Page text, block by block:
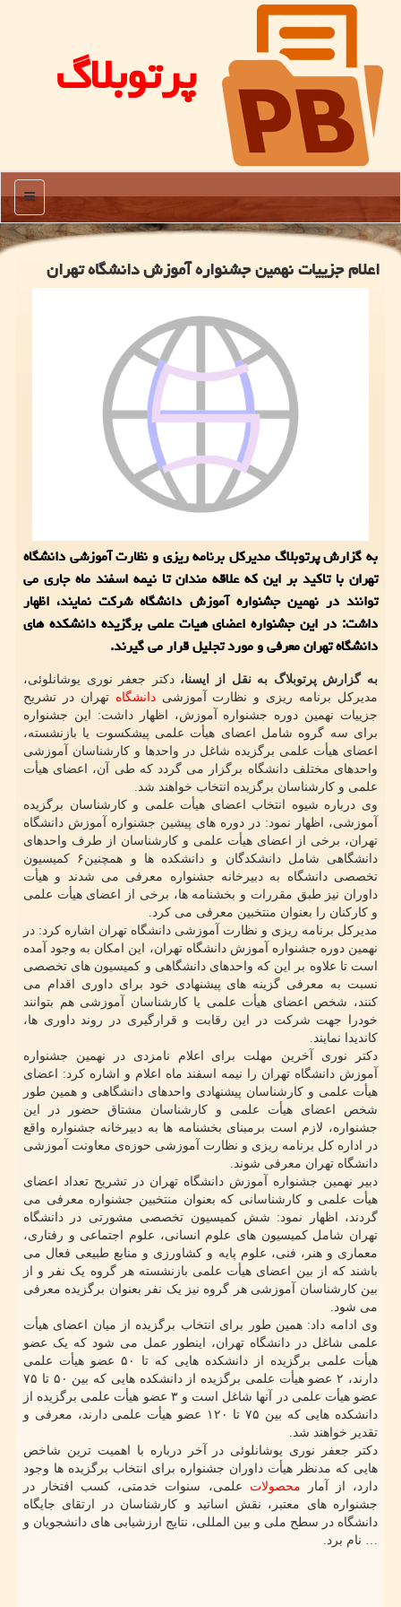
پرتوبلاگ
منو
اعلام جزییات نهمین جشنواره آموزش دانشگاه تهران
به گزارش پرتوبلاگ مدیرکل برنامه ریزی و نظارت آموزشی دانشگاه
تهران با تاکید بر این که علاقه مندان تا نیمه اسفند ماه جاری می
توانند در نهمین جشنواره آموزش دانشگاه شرکت نمایند، اظهار
داشت: در این جشنواره اعضای هیات علمی برگزیده دانشکده های
دانشگاه تهران معرفی و مورد تجلیل قرار می گیرند.
به گزارش پرتوبلاگ به نقل از ایسنا،دکتر جعفر نوری یوشانلوئی،
مدیرکل برنامه ریزی و نظارت آموزشیدانشگاه تهران در تشریح
جزییات نهمین دوره جشنواره آموزش، اظهار داشت: این جشنواره
برای سه گروه شامل اعضای هیأت علمی پیشکسوت یا بازنشسته،
اعضای هیأت علمی برگزیده شاغل در واحدها و کارشناسان آموزشی
واحدهای مختلف دانشگاه برگزار می گردد که طی آن، اعضای هیأت
علمی و کارشناسان برگزیده انتخاب خواهند شد.
وی درباره شیوه انتخاب اعضای هیأت علمی و کارشناسان برگزیده
آموزشی، اظهار نمود: در دوره های پیشین جشنواره آموزش دانشگاه
تهران، برخی از اعضای هیأت علمی و کارشناسان از طرف واحدهای
دانشگاهی شامل دانشکدگان و دانشکده ها و همچنین۶ کمیسیون
تخصصی دانشگاه به دبیرخانه جشنواره معرفی می شدند و هیأت
داوران نیز طبق مقررات و بخشنامه ها، برخی از اعضای هیأت علمی
و کارکنان را بعنوان منتخبین معرفی می کرد.
مدیرکل برنامه ریزی و نظارت آموزشی دانشگاه تهران اشاره کرد: در
نهمین دوره جشنواره آموزش دانشگاه تهران، این امکان به وجود آمده
است تا علاوه بر این که واحدهای دانشگاهی و کمیسیون های تخصصی
نسبت به معرفی گزینه های پیشنهادی خود برای داوری اقدام می
کنند، شخص اعضای هیأت علمی یا کارشناسان آموزشی هم بتوانند
خودرا جهت شرکت در این رقابت و قرارگیری در روند داوری ها،
کاندیدا نمایند.
دکتر نوری آخرین مهلت برای اعلام نامزدی در نهمین جشنواره
آموزش دانشگاه تهران را نیمه اسفند ماه اعلام و اشاره کرد: اعضای
هیأت علمی و کارشناسان پیشنهادی واحدهای دانشگاهی و همین طور
شخص اعضای هیأت علمی و کارشناسان مشتاق حضور در این
جشنواره، لازم است برمبنای بخشنامه ها به دبیرخانه جشنواره واقع
در اداره کل برنامه ریزی و نظارت آموزشی حوزه‌ی معاونت آموزشی
دانشگاه تهران معرفی شوند.
دبیر نهمین جشنواره آموزش دانشگاه تهران در تشریح تعداد اعضای
هیأت علمی و کارشناسانی که بعنوان منتخبین جشنواره معرفی می
گردند، اظهار نمود: شش کمیسیون تخصصی مشورتی در دانشگاه
تهران شامل کمیسیون های علوم انسانی، علوم اجتماعی و رفتاری،
معماری و هنر، فنی، علوم پایه و کشاورزی و منابع طبیعی فعال می
باشند که از بین اعضای هیأت علمی بازنشسته هر گروه یک نفر و از
بین کارشناسان آموزشی هر گروه نیز یک نفر بعنوان برگزیده معرفی
می شود.
وی ادامه داد: همین طور برای انتخاب برگزیده از میان اعضای هیأت
علمی شاغل در دانشگاه تهران، اینطور عمل می شود که یک عضو
هیأت علمی برگزیده از دانشکده هایی که تا ۵۰ عضو هیأت علمی
دارند، ۲ عضو هیأت علمی برگزیده از دانشکده هایی که بین ۵۰ تا ۷۵
عضو هیأت علمی در آنها شاغل است و ۳ عضو هیأت علمی برگزیده از
دانشکده هایی که بین ۷۵ تا ۱۲۰ عضو هیأت علمی دارند، معرفی و
تقدیر خواهند شد.
دکتر جعفر نوری یوشانلوئی در آخر درباره با اهمیت ترین شاخص
هایی که مدنظر هیأت داوران جشنواره برای انتخاب برگزیده ها وجود
دارد، از آمار محصولات علمی، سنوات خدمتی، کسب افتخار در
جشنواره های معتبر، نقش اساتید و کارشناسان در ارتقای جایگاه
دانشگاه در سطح ملی و بین المللی، نتایج ارزشیابی های دانشجویان و
… نام برد.